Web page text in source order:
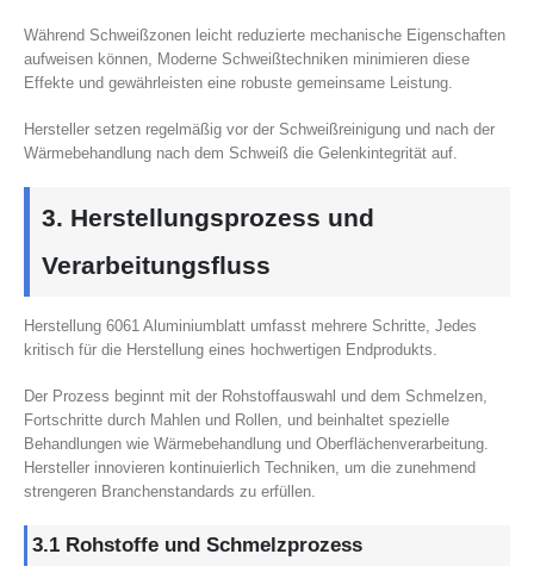
Während Schweißzonen leicht reduzierte mechanische Eigenschaften
aufweisen können, Moderne Schweißtechniken minimieren diese
Effekte und gewährleisten eine robuste gemeinsame Leistung.
Hersteller setzen regelmäßig vor der Schweißreinigung und nach der
Wärmebehandlung nach dem Schweiß die Gelenkintegrität auf.
3. Herstellungsprozess und
Verarbeitungsfluss
Herstellung 6061 Aluminiumblatt umfasst mehrere Schritte, Jedes
kritisch für die Herstellung eines hochwertigen Endprodukts.
Der Prozess beginnt mit der Rohstoffauswahl und dem Schmelzen,
Fortschritte durch Mahlen und Rollen, und beinhaltet spezielle
Behandlungen wie Wärmebehandlung und Oberflächenverarbeitung.
Hersteller innovieren kontinuierlich Techniken, um die zunehmend
strengeren Branchenstandards zu erfüllen.
3.1 Rohstoffe und Schmelzprozess